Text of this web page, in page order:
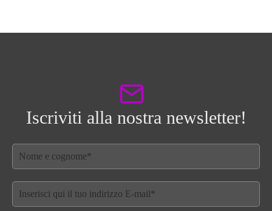
Iscriviti alla nostra newsletter!